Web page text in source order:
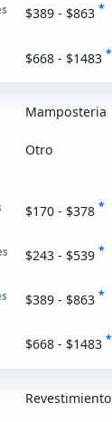
$389 - $863 *
$668 - $1483 *
Mamposteria
Otro
$170 - $378 *
$243 - $539 *
$389 - $863 *
$668 - $1483 *
Revestimiento